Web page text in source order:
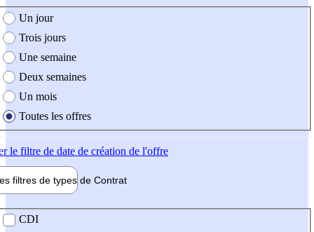
création de l'offre
Un jour
Trois jours
Une semaine
Deux semaines
Un mois
Toutes les offres
le filtre de date de création de l'offre
filtres de types de Contrat
contrat
CDI